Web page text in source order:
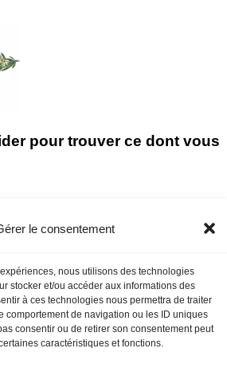
le consentement
nous utilisons des technologies
stocker et/ou accéder aux informations des
à ces technologies nous permettra de traiter
comportement de navigation ou les ID uniques
consentir ou de retirer son consentement peut
caractéristiques et fonctions.
pour trouver ce dont vous
| Jambes lourdes
Transit
de poids
| Sucres
| Allaitement